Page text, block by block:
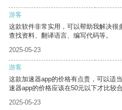
游客
这款软件非常实用，可以帮助我解决很
查找资料、翻译语言、编写代码等。
2025-05-23
游客
这款加速器app的价格有点贵，可以适
速器app的价格应该在50元以下才比较合
2025-05-23